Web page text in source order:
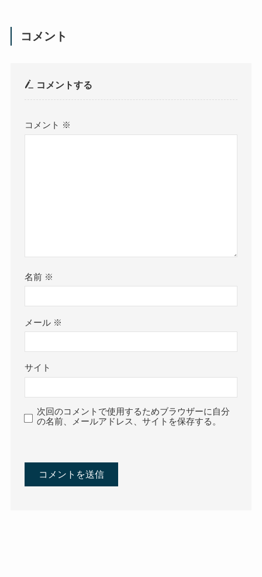
コメント
コメントする
コメント ※
名前 ※
メール ※
サイト
次回のコメントで使用するためブラウザーに自分
の名前、メールアドレス、サイトを保存する。